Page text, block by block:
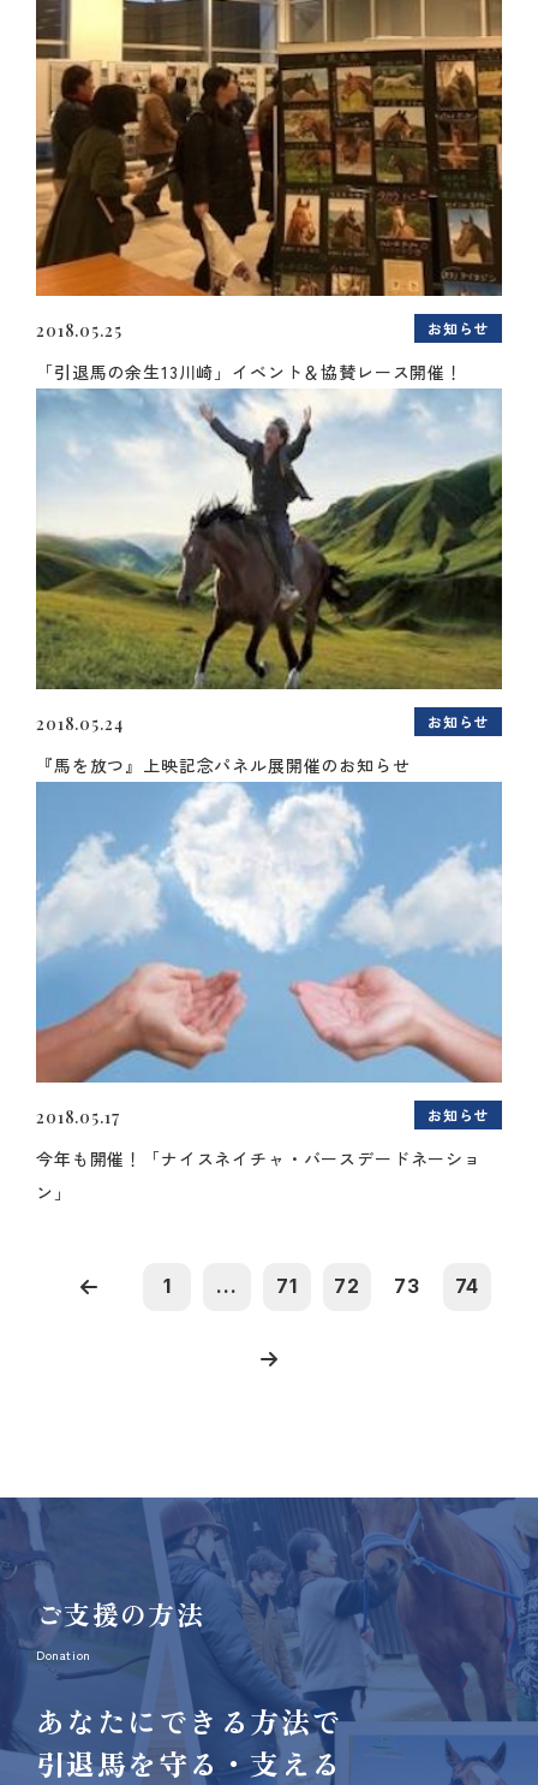
2018.05.25 お知らせ
「引退馬の余生13川崎」イベント＆協賛レース開催！
2018.05.24 お知らせ
『馬を放つ』上映記念パネル展開催のお知らせ
2018.05.17 お知らせ
今年も開催！「ナイスネイチャ・バースデードネーショ
ン」
1 ... 71 72 73 74
ご支援の方法
Donation
あなたにできる方法で
引退馬を守る・支える